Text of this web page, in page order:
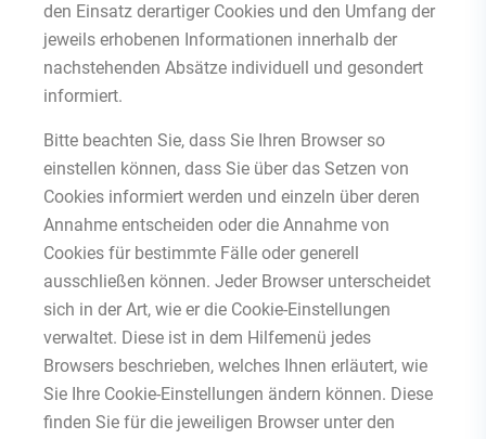
den Einsatz derartiger Cookies und den Umfang der
jeweils erhobenen Informationen innerhalb der
nachstehenden Absätze individuell und gesondert
informiert.
Bitte beachten Sie, dass Sie Ihren Browser so
einstellen können, dass Sie über das Setzen von
Cookies informiert werden und einzeln über deren
Annahme entscheiden oder die Annahme von
Cookies für bestimmte Fälle oder generell
ausschließen können. Jeder Browser unterscheidet
sich in der Art, wie er die Cookie-Einstellungen
verwaltet. Diese ist in dem Hilfemenü jedes
Browsers beschrieben, welches Ihnen erläutert, wie
Sie Ihre Cookie-Einstellungen ändern können. Diese
finden Sie für die jeweiligen Browser unter den